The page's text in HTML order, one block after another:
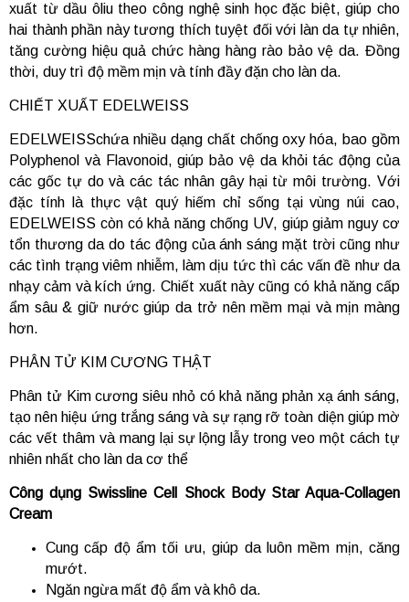
xuất từ dầu ôliu theo công nghệ sinh học đặc biệt, giúp cho
hai thành phần này tương thích tuyệt đối với làn da tự nhiên,
tăng cường hiệu quả chức hàng hàng rào bảo vệ da. Đồng
thời, duy trì độ mềm mịn và tính đầy đặn cho làn da.
CHIẾT XUẤT EDELWEISS
EDELWEISSchứa nhiều dạng chất chống oxy hóa, bao gồm
Polyphenol và Flavonoid, giúp bảo vệ da khỏi tác động của
các gốc tự do và các tác nhân gây hại từ môi trường. Với
đặc tính là thực vật quý hiếm chỉ sống tại vùng núi cao,
EDELWEISS còn có khả năng chống UV, giúp giảm nguy cơ
tổn thương da do tác động của ánh sáng mặt trời cũng như
các tình trạng viêm nhiễm, làm dịu tức thì các vấn đề như da
nhạy cảm và kích ứng. Chiết xuất này cũng có khả năng cấp
ẩm sâu & giữ nước giúp da trở nên mềm mại và mịn màng
hơn.
PHÂN TỬ KIM CƯƠNG THẬT
Phân tử Kim cương siêu nhỏ có khả năng phản xạ ánh sáng,
tạo nên hiệu ứng trắng sáng và sự rạng rỡ toàn diện giúp mờ
các vết thâm và mang lại sự lộng lẫy trong veo một cách tự
nhiên nhất cho làn da cơ thể
Công dụng Swissline Cell Shock Body Star Aqua-Collagen
Cream
Cung cấp độ ẩm tối ưu, giúp da luôn mềm mịn, căng
mướt.
Ngăn ngừa mất độ ẩm và khô da.